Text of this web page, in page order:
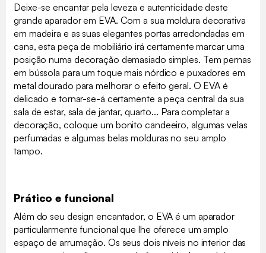
Deixe-se encantar pela leveza e autenticidade deste
grande aparador em EVA. Com a sua moldura decorativa
em madeira e as suas elegantes portas arredondadas em
cana, esta peça de mobiliário irá certamente marcar uma
posição numa decoração demasiado simples. Tem pernas
em bússola para um toque mais nórdico e puxadores em
metal dourado para melhorar o efeito geral. O EVA é
delicado e tornar-se-á certamente a peça central da sua
sala de estar, sala de jantar, quarto... Para completar a
decoração, coloque um bonito candeeiro, algumas velas
perfumadas e algumas belas molduras no seu amplo
tampo.
Prático e funcional
Além do seu design encantador, o EVA é um aparador
particularmente funcional que lhe oferece um amplo
espaço de arrumação. Os seus dois níveis no interior das